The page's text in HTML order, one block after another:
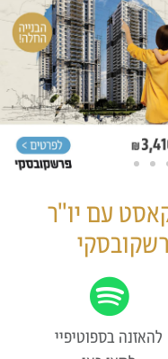
עם יו"ר
להאזנה בספוטיפיי